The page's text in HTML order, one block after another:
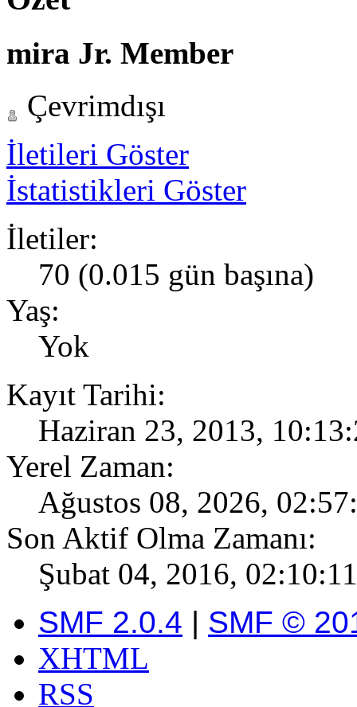
mira Jr. Member
Çevrimdışı
İletileri Göster
İstatistikleri Göster
İletiler:
70 (0.015 gün başına)
Yaş:
Yok
Kayıt Tarihi:
Haziran 23, 2013,
Yerel Zaman:
Ağustos 08, 2026,
Son Aktif Olma Zamanı:
Şubat 04, 2016,
SMF 2.0.4 | SMF ©
XHTML
RSS